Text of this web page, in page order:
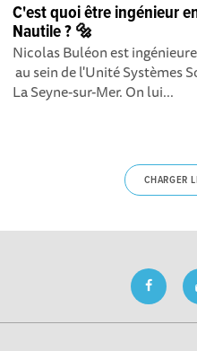
C'est quoi être ingénieur
Nautile ? 🔩
Nicolas Buléon est
au sein de l'Unité Systèmes
La Seyne-sur-Mer. On lui...
CHARGER